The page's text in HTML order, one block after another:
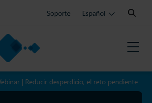
Soporte Español
Search:
| Reducir desperdicio, el reto pendiente